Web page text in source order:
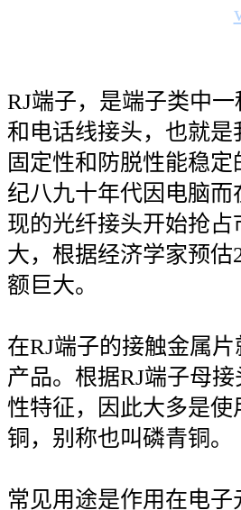
RJ端子，是端子类中
和电话线接头，也就
固定性和防脱性能稳
纪八九十年代因电脑
现的光纤接头开始抢
大，根据经济学家预
额巨大。
在RJ端子的接触金属
产品。根据RJ端子母接
性特征，因此大多是使
铜，别称也叫磷青铜。
常见用途是作用在电子